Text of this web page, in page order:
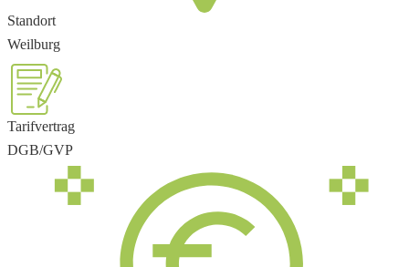
Standort
Weilburg
Tarifvertrag
DGB/GVP